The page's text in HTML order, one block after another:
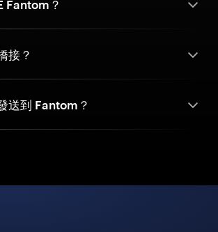
Fantom？
接？
送到 Fantom？